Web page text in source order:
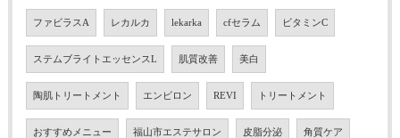
ファビラスA レカルカ lekarka cfセラム ビタミンC
ステムブライトエッセンスL 肌質改善 美白
陶肌トリートメント エンビロン REVI トリートメント
おすすめメニュー 福山市エステサロン 皮脂分泌 角質ケア